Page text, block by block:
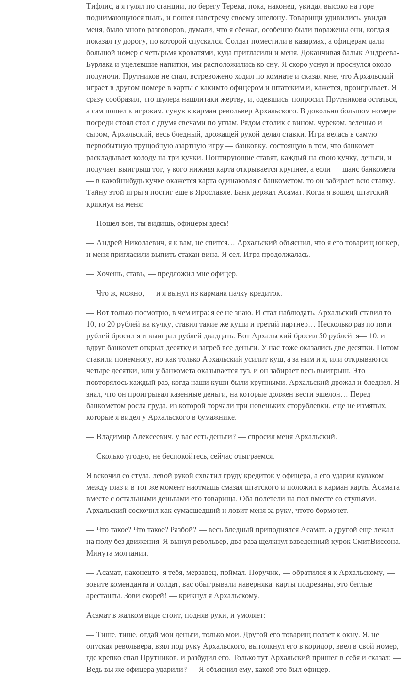
Тифлис, а я гулял по станции, по берегу Терека, пока, наконец, увидал высоко на горе
поднимающуюся пыль, и пошел навстречу своему эшелону. Товарищи удивились, увидав
меня, было много разговоров, думали, что я сбежал, особенно были поражены они, когда я
показал ту дорогу, по которой спускался. Солдат поместили в казармах, а офицерам дали
большой номер с четырьмя кроватями, куда пригласили и меня. Доканчивая балык Андреева-
Бурлака и уцелевшие напитки, мы расположились ко сну. Я скоро уснул и проснулся около
полуночи. Прутников не спал, встревожено ходил по комнате и сказал мне, что Архальский
играет в другом номере в карты с какимто офицером и штатским и, кажется, проигрывает. Я
сразу сообразил, что шулера нашлитаки жертву, и, одевшись, попросил Прутникова остаться,
а сам пошел к игрокам, сунув в карман револьвер Архальского. В довольно большом номере
посреди стоял стол с двумя свечами по углам. Рядом столик с вином, чуреком, зеленью и
сыром, Архальский, весь бледный, дрожащей рукой делал ставки. Игра велась в самую
первобытную трущобную азартную игру — банковку, состоящую в том, что банкомет
раскладывает колоду на три кучки. Понтирующие ставят, каждый на свою кучку, деньги, и
получает выигрыш тот, у кого нижняя карта открывается крупнее, а если — шанс банкомета
— в какойнибудь кучке окажется карта одинаковая с банкометом, то он забирает всю ставку.
Тайну этой игры я постиг еще в Ярославле. Банк держал Асамат. Когда я вошел, штатский
крикнул на меня:
— Пошел вон, ты видишь, офицеры здесь!
— Андрей Николаевич, я к вам, не спится… Архальский объяснил, что я его товарищ юнкер,
и меня пригласили выпить стакан вина. Я сел. Игра продолжалась.
— Хочешь, ставь, — предложил мне офицер.
— Что ж, можно, — и я вынул из кармана пачку кредиток.
— Вот только посмотрю, в чем игра: я ее не знаю. И стал наблюдать. Архальский ставил то
10, то 20 рублей на кучку, ставил такие же куши и третий партнер… Несколько раз по пяти
рублей бросил я и выиграл рублей двадцать. Вот Архальский бросил 50 рублей, я— 10, и
вдруг банкомет открыл десятку и загреб все деньги. У нас тоже оказались две десятки. Потом
ставили понемногу, но как только Архальский усилит куш, а за ним и я, или открываются
четыре десятки, или у банкомета оказывается туз, и он забирает весь выигрыш. Это
повторялось каждый раз, когда наши куши были крупными. Архальский дрожал и бледнел. Я
знал, что он проигрывал казенные деньги, на которые должен вести эшелон… Перед
банкометом росла груда, из которой торчали три новеньких сторублевки, еще не измятых,
которые я видел у Архальского в бумажнике.
— Владимир Алексеевич, у вас есть деньги? — спросил меня Архальский.
— Сколько угодно, не беспокойтесь, сейчас отыграемся.
Я вскочил со стула, левой рукой схватил груду кредиток у офицера, а его ударил кулаком
между глаз и в тот же момент наотмашь смазал штатского и положил в карман карты Асамата
вместе с остальными деньгами его товарища. Оба полетели на пол вместе со стульями.
Архальский соскочил как сумасшедший и ловит меня за руку, чтото бормочет.
— Что такое? Что такое? Разбой? — весь бледный приподнялся Асамат, а другой еще лежал
на полу без движения. Я вынул револьвер, два раза щелкнул взведенный курок СмитВиссона.
Минута молчания.
— Асамат, наконецто, я тебя, мерзавец, поймал. Поручик, — обратился я к Архальскому, —
зовите коменданта и солдат, вас обыгрывали наверняка, карты подрезаны, это беглые
арестанты. Зови скорей! — крикнул я Архальскому.
Асамат в жалком виде стоит, подняв руки, и умоляет:
— Тише, тише, отдай мои деньги, только мои. Другой его товарищ ползет к окну. Я, не
опуская револьвера, взял под руку Архальского, вытолкнул его в коридор, ввел в свой номер,
где крепко спал Прутников, и разбудил его. Только тут Архальский пришел в себя и сказал: —
Ведь вы же офицера ударили? — Я объяснил ему, какой это был офицер.